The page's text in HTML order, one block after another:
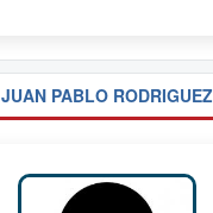
JUAN PABLO RODRIGUEZ